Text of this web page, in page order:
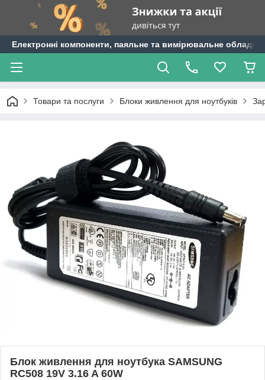
Електронні компоненти, паяльне та вимірювальне
Товари та послуги Блоки живлення для ноутбуків
Блок живлення для ноутбука SAMSUNG
RC508 19V 3.16 A 60W